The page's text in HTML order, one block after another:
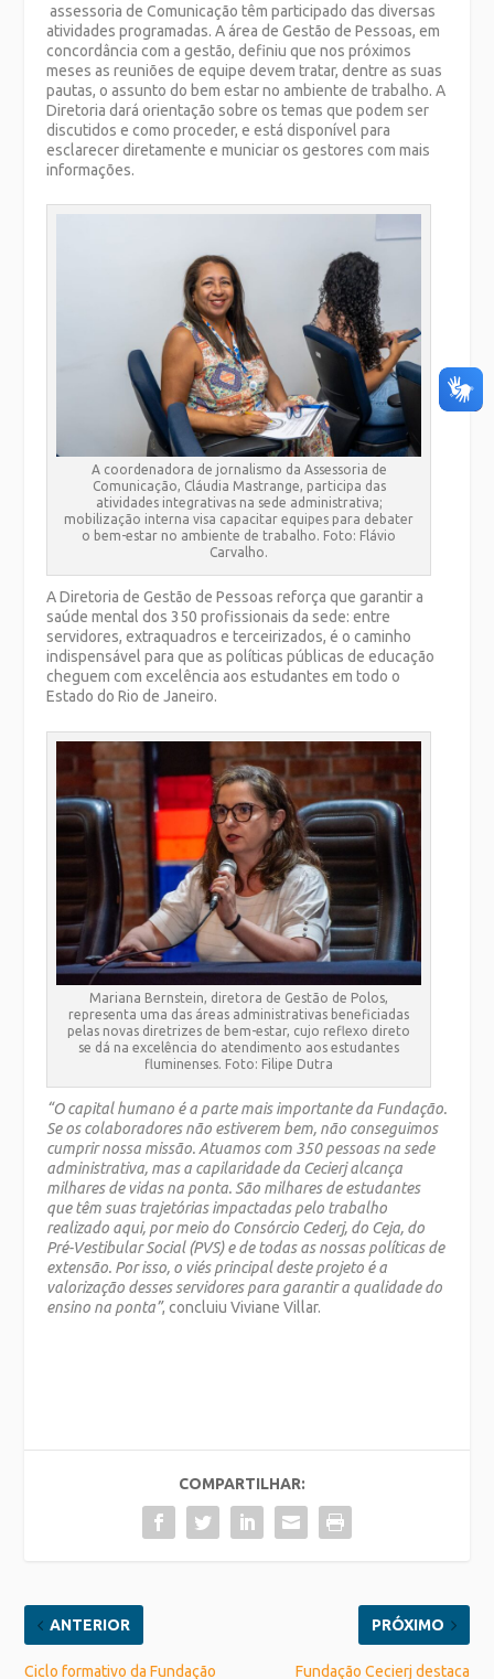
assessoria de Comunicação têm participado das diversas
atividades programadas. A área de Gestão de Pessoas, em
concordância com a gestão, definiu que nos próximos
meses as reuniões de equipe devem tratar, dentre as suas
pautas, o assunto do bem estar no ambiente de trabalho. A
Diretoria dará orientação sobre os temas que podem ser
discutidos e como proceder, e está disponível para
esclarecer diretamente e municiar os gestores com mais
informações.
A coordenadora de jornalismo da Assessoria de
Comunicação, Cláudia Mastrange, participa das
atividades integrativas na sede administrativa;
mobilização interna visa capacitar equipes para debater
o bem-estar no ambiente de trabalho. Foto: Flávio
Carvalho.
A Diretoria de Gestão de Pessoas reforça que garantir a
saúde mental dos 350 profissionais da sede: entre
servidores, extraquadros e terceirizados, é o caminho
indispensável para que as políticas públicas de educação
cheguem com excelência aos estudantes em todo o
Estado do Rio de Janeiro.
Mariana Bernstein, diretora de Gestão de Polos,
representa uma das áreas administrativas beneficiadas
pelas novas diretrizes de bem-estar, cujo reflexo direto
se dá na excelência do atendimento aos estudantes
fluminenses. Foto: Filipe Dutra
“O capital humano é a parte mais importante da Fundação.
Se os colaboradores não estiverem bem, não conseguimos
cumprir nossa missão. Atuamos com 350 pessoas na sede
administrativa, mas a capilaridade da Cecierj alcança
milhares de vidas na ponta. São milhares de estudantes
que têm suas trajetórias impactadas pelo trabalho
realizado aqui, por meio do Consórcio Cederj, do Ceja, do
Pré-Vestibular Social (PVS) e de todas as nossas políticas de
extensão. Por isso, o viés principal deste projeto é a
valorização desses servidores para garantir a qualidade do
ensino na ponta”, concluiu Viviane Villar.
COMPARTILHAR:
ANTERIOR
Ciclo formativo da Fundação
PRÓXIMO
Fundação Cecierj destaca